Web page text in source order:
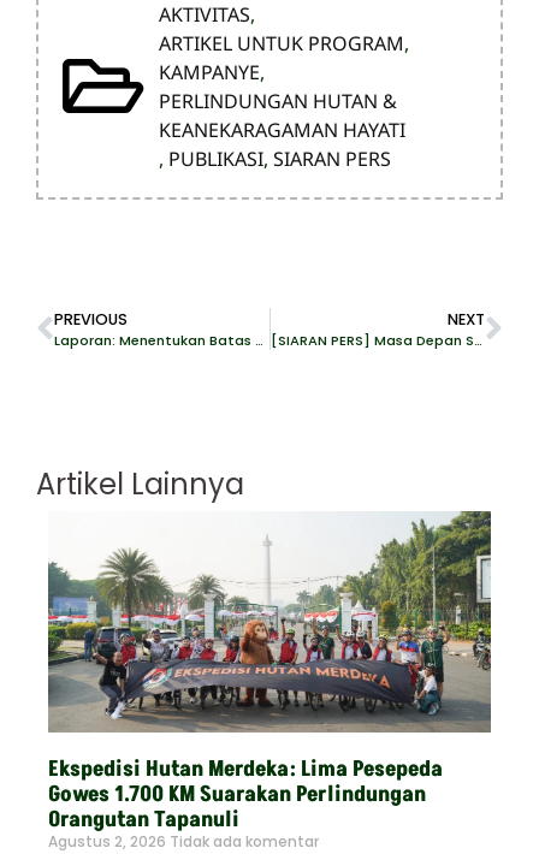
AKTIVITAS,
ARTIKEL UNTUK PROGRAM,
KAMPANYE,
PERLINDUNGAN HUTAN &
KEANEKARAGAMAN HAYATI
, PUBLIKASI, SIARAN PERS
PREVIOUS
Laporan: Menentukan Batas Atas (CAP) untuk Perkebunan Kelapa Sawit di Indonesia
NEXT
[SIARAN PERS] Masa Depan Suram Lingkungan Hidup di Tangan Kabinet Merah Putih
Artikel Lainnya
Ekspedisi Hutan Merdeka: Lima Pesepeda
Gowes 1.700 KM Suarakan Perlindungan
Orangutan Tapanuli
Agustus 2, 2026 Tidak ada komentar